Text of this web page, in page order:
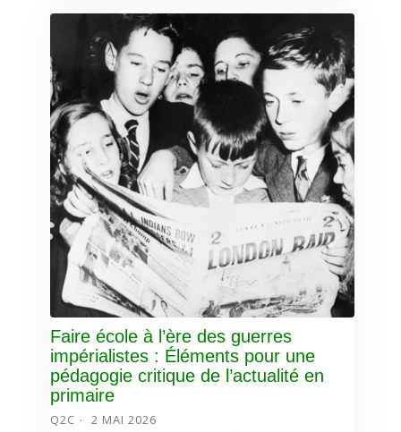
Faire école à l’ère des guerres
impérialistes : Éléments pour une
pédagogie critique de l’actualité en
primaire
Q2C 2 MAI 2026